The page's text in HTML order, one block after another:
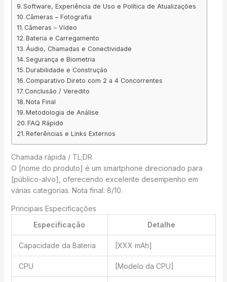
Software, Experiência de Uso e Política de Atualizações
Câmeras – Fotografia
Câmeras – Vídeo
Bateria e Carregamento
Áudio, Chamadas e Conectividade
Segurança e Biometria
Durabilidade e Construção
Comparativo Direto com 2 a 4 Concorrentes
Conclusão / Veredito
Nota Final
Metodologia de Análise
FAQ Rápido
Referências e Links Externos
Chamada rápida / TL;DR
O [nome do produto] é um smartphone direcionado para
[público-alvo], oferecendo excelente desempenho em
várias categorias. Nota final: 8/10.
Principais Especificações
Especificação
Detalhe
Capacidade da Bateria [XXX mAh]
CPU [Modelo da CPU]